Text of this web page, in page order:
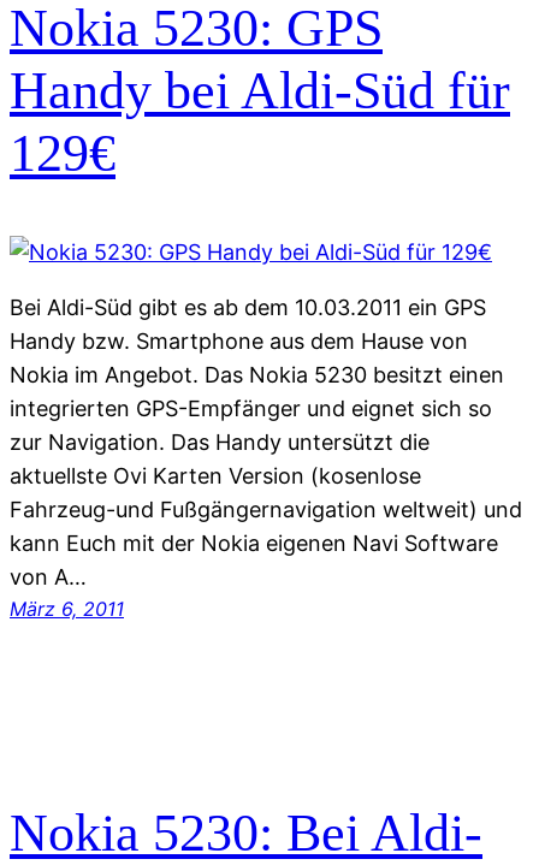
Nokia 5230: GPS
Handy bei Aldi-Süd für
129€
Bei Aldi-Süd gibt es ab dem 10.03.2011 ein GPS
Handy bzw. Smartphone aus dem Hause von
Nokia im Angebot. Das Nokia 5230 besitzt einen
integrierten GPS-Empfänger und eignet sich so
zur Navigation. Das Handy untersützt die
aktuellste Ovi Karten Version (kosenlose
Fahrzeug-und Fußgängernavigation weltweit) und
kann Euch mit der Nokia eigenen Navi Software
von A…
März 6, 2011
Nokia 5230: Bei Aldi-